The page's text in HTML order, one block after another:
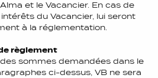
et le Vacancier. En cas de
du Vacancier, lui seront
à la réglementation.
règlement
sommes demandées dans le
ci-dessus, VB ne sera